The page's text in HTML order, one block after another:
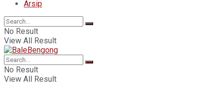
Arsip
No Result
View All Result
No Result
View All Result